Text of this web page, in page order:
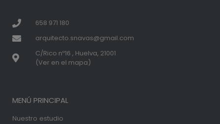
658 971 180
arquitecto.snavas@gmail.com
C/Rico nº16 , Huelva, 21001
(Ver en el mapa)
MENÚ PRINCIPAL
Nuestro estudio